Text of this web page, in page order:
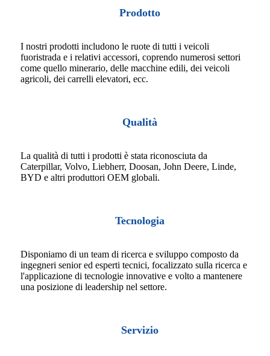
Prodotto
I nostri prodotti includono le ruote di tutti i veicoli
fuoristrada e i relativi accessori, coprendo numerosi settori
come quello minerario, delle macchine edili, dei veicoli
agricoli, dei carrelli elevatori, ecc.
Qualità
La qualità di tutti i prodotti è stata riconosciuta da
Caterpillar, Volvo, Liebherr, Doosan, John Deere, Linde,
BYD e altri produttori OEM globali.
Tecnologia
Disponiamo di un team di ricerca e sviluppo composto da
ingegneri senior ed esperti tecnici, focalizzato sulla ricerca e
l'applicazione di tecnologie innovative e volto a mantenere
una posizione di leadership nel settore.
Servizio